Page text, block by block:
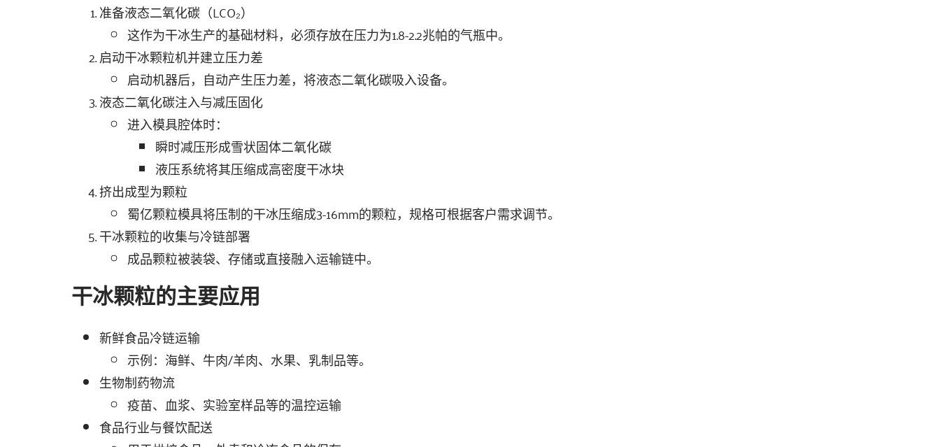
准备液态二氧化碳（LCO₂）
这作为干冰生产的基础材料，必须存放在压力为1.8-2.2兆帕的气瓶中。
启动干冰颗粒机并建立压力差
启动机器后，自动产生压力差，将液态二氧化碳吸入设备。
液态二氧化碳注入与减压固化
进入模具腔体时：
瞬时减压形成雪状固体二氧化碳
液压系统将其压缩成高密度干冰块
挤出成型为颗粒
蜀亿颗粒模具将压制的干冰压缩成3-16mm的颗粒，规格可根据客户需求调节。
干冰颗粒的收集与冷链部署
成品颗粒被装袋、存储或直接融入运输链中。
干冰颗粒的主要应用
新鲜食品冷链运输
示例：海鲜、牛肉/羊肉、水果、乳制品等。
生物制药物流
疫苗、血浆、实验室样品等的温控运输
食品行业与餐饮配送